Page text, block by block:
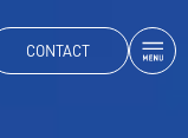
CONTACT